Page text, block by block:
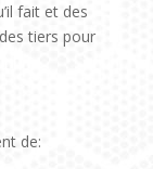
fait et des
tiers pour
de: